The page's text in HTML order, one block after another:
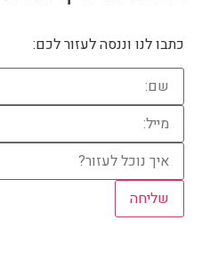
כתבו לנו וננסה לעזור לכם: